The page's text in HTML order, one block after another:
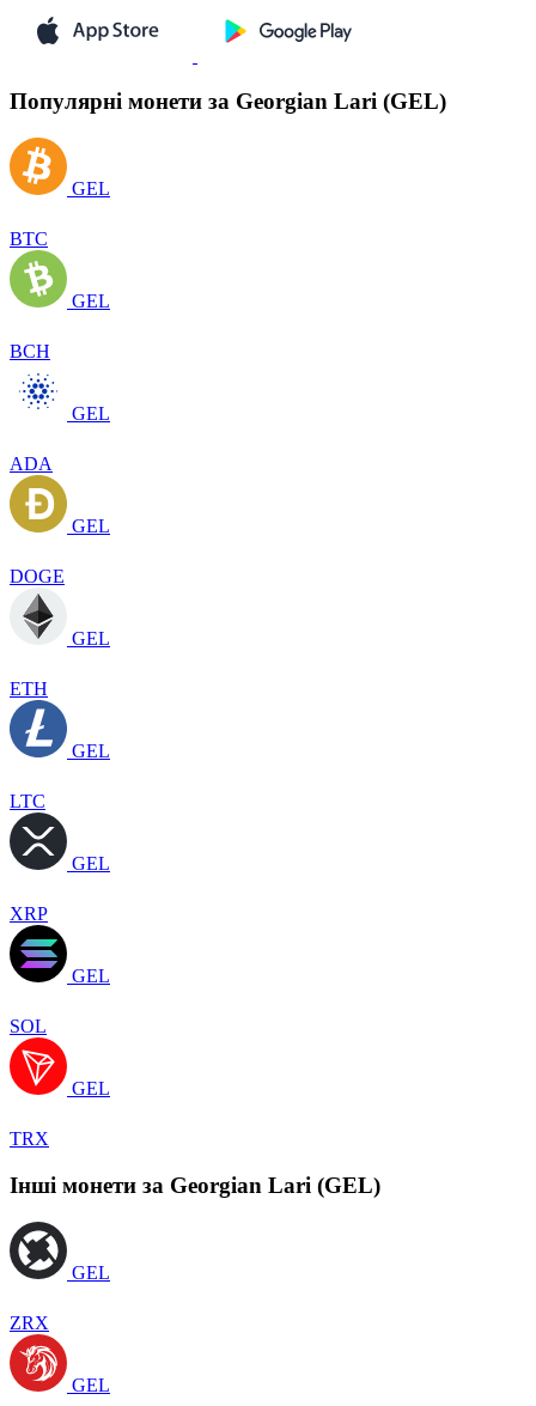
Популярні монети за Georgian Lari (GEL)
GEL
BTC
GEL
BCH
GEL
ADA
GEL
DOGE
GEL
ETH
GEL
LTC
GEL
XRP
GEL
SOL
GEL
TRX
Інші монети за Georgian Lari (GEL)
GEL
ZRX
GEL